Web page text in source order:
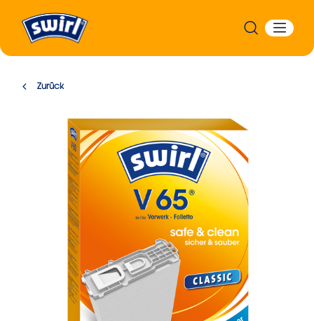
Zurück